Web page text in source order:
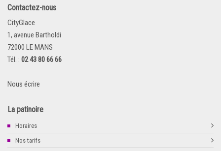
Contactez-nous
CityGlace
1, avenue Bartholdi
72000 LE MANS
Tél. : 02 43 80 66 66
Nous écrire
La patinoire
Horaires
Nos tarifs